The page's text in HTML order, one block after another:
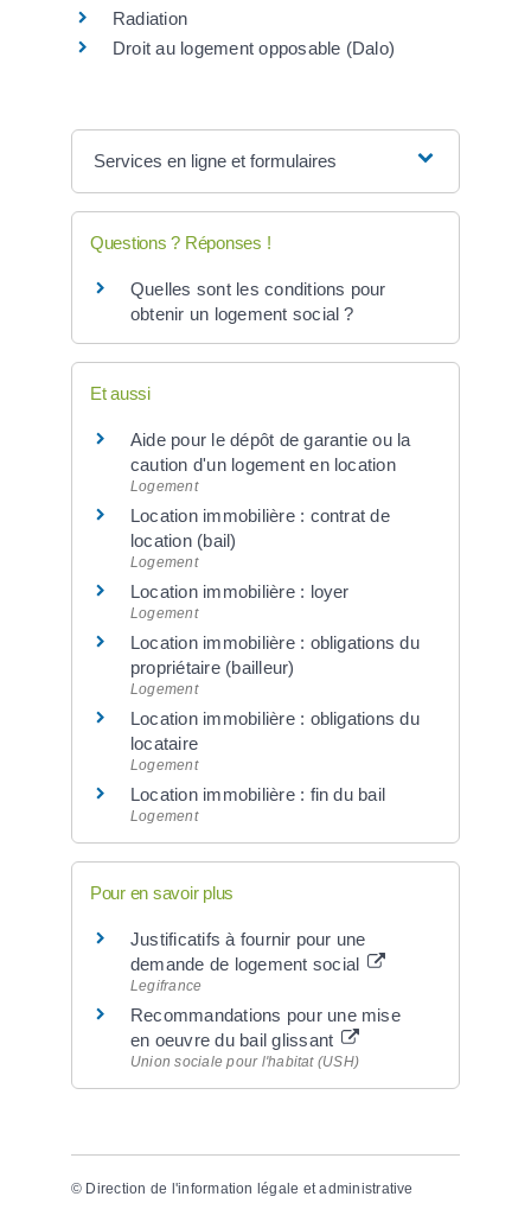
Radiation
Droit au logement opposable (Dalo)
Services en ligne et formulaires
Questions ? Réponses !
Quelles sont les conditions pour
obtenir un logement social ?
Et aussi
Aide pour le dépôt de garantie ou la
caution d'un logement en location
Logement
Location immobilière : contrat de
location (bail)
Logement
Location immobilière : loyer
Logement
Location immobilière : obligations du
propriétaire (bailleur)
Logement
Location immobilière : obligations du
locataire
Logement
Location immobilière : fin du bail
Logement
Pour en savoir plus
Justificatifs à fournir pour une
demande de logement social
Legifrance
Recommandations pour une mise
en oeuvre du bail glissant
Union sociale pour l'habitat (USH)
© Direction de l'information légale et administrative